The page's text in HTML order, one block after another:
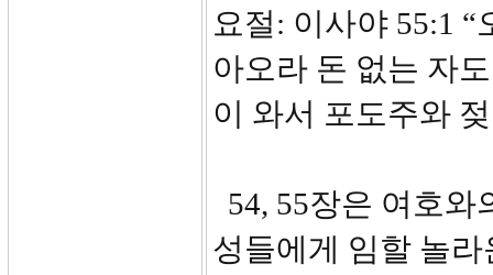
요절: 이사야 55:1
아오라 돈 없는 자
이 와서 포도주와
54, 55장은 여호
성들에게 임할 놀